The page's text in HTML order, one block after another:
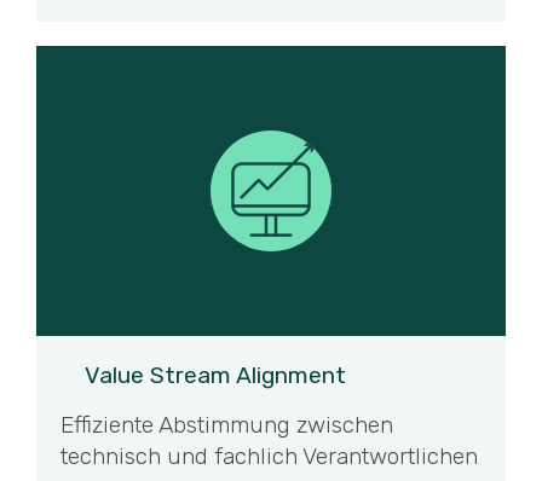
Value Stream Alignment
Effiziente Abstimmung zwischen
technisch und fachlich Verantwortlichen